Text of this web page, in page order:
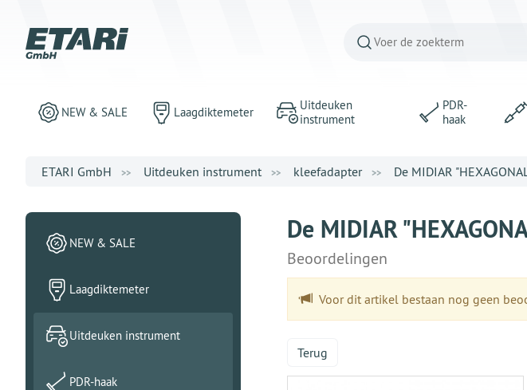
NEW & SALE Laagdiktemeter
Uitdeuken
instrument
PDR-
haak
ETARI GmbH Uitdeuken instrument kleefadapter De MIDIAR
De MIDIAR
Beoordelingen
Voor dit artikel bestaan nog geen
Terug
NEW & SALE
Laagdiktemeter
Uitdeuken instrument
PDR-haak